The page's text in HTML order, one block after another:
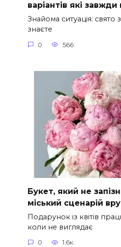
варіантів які
Знайома ситуація: свято
знаєте
0 566
Букет, який не
міський сценарій
Подарунок із квітів
коли не виглядає
0 1.6к.